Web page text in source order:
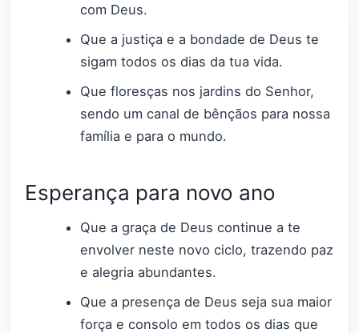
com Deus.
Que a justiça e a bondade de Deus te
sigam todos os dias da tua vida.
Que floresças nos jardins do Senhor,
sendo um canal de bênçãos para nossa
família e para o mundo.
Esperança para novo ano
Que a graça de Deus continue a te
envolver neste novo ciclo, trazendo paz
e alegria abundantes.
Que a presença de Deus seja sua maior
força e consolo em todos os dias que